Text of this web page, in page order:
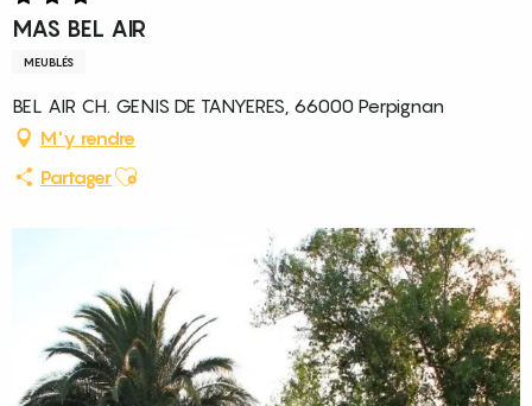
MAS BEL AIR
MEUBLÉS
BEL AIR CH. GENIS DE TANYERES, 66000 Perpignan
M'y rendre
PartagerAjouter aux favoris